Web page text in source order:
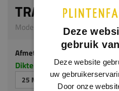
Model 0301 | 25 mm dik | MDF
Afmeting
Dikte x breedte x hoogte in
25 MM DIK
Deze
gebruik
Deze website
uw
Door onze